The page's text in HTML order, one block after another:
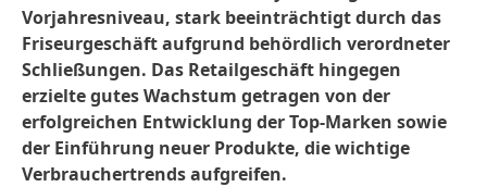
Vorjahresniveau, stark beeinträchtigt durch das
Friseurgeschäft aufgrund behördlich verordneter
Schließungen. Das Retailgeschäft hingegen
erzielte gutes Wachstum getragen von der
erfolgreichen Entwicklung der Top-Marken sowie
der Einführung neuer Produkte, die wichtige
Verbrauchertrends aufgreifen.